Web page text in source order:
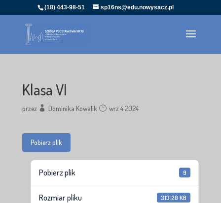
(18) 443-98-51 sp16ns@edu.nowysacz.pl
Klasa VI
przez Dominika Kowalik wrz 4 2024
Pobierz plik
Pobierz plik 9
Rozmiar pliku 313.20 KB